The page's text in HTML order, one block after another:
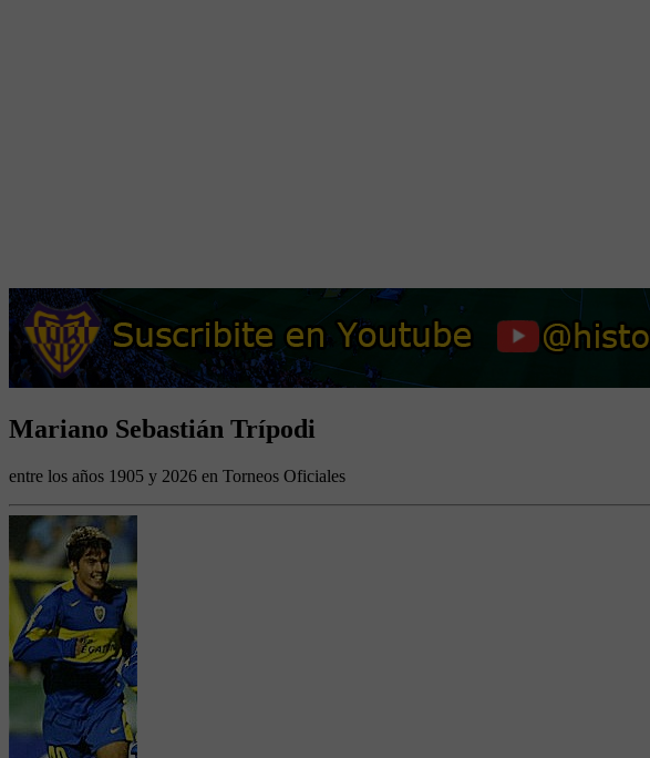
Mariano Sebastián Trípodi
entre los años 1905 y 2026 en Torneos Oficiales